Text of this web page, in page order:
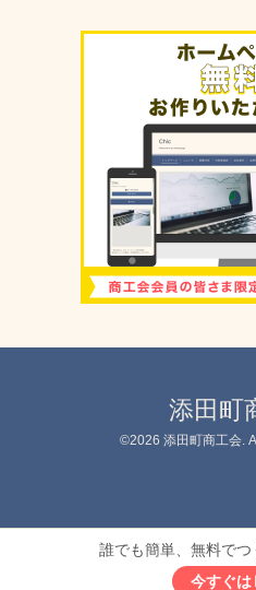
添田町
©2026 添田町商工会.
誰でも簡単、無料で
今すぐは